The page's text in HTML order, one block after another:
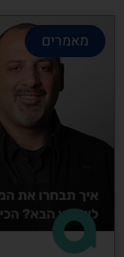
מאמרים